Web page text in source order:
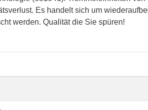
Es handelt sich um
werden. Qualität die Sie spüren!